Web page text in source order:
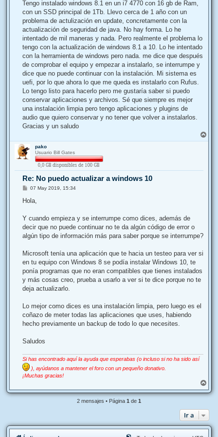
j
Tengo instalado windows 8.1 en un i7 4770 con 16 gb de Ram,
con un SSD principal de 1Tb. Llevo cerca de 1 año con un
problema de actulización en update, concretamente con la
actualización de seguridad de java. No hay forma. Lo he
intentado de mil maneras y nada. Pero realmente el problema lo
tengo con la actualización de windows 8.1 a 10. Lo he intentado
con la herramienta de windows pero nada. me dice que después
de comprobar el equipo y empezar a instalarlo, se interrumpe y
dice que no puede continuar con la instalación. Mi sistema es
uefi, por lo que ahora lo que me queda es instalarlo con Rufus.
Lo tengo listo para hacerlo pero me gustaría saber si puedo
conservar aplicaciones y archivos. Sé que siempre es mejor
una instalación limpia pero tengo aplicaciones y plugins de
audio que quiero conservar y no tener que volver a instalarlos.
Gracias y un saludo
r
pako
Usuario Bill Gates
Re: No puedo actualizar a windows 10
M
n
07 May 2019, 15:34
Hola,
Y cuando empieza y se interrumpe como dices, además de
decir que no puede continuar no te da algún código de error o
algún tipo de información más para saber porque se interrumpe?
Microsoft tenía una aplicación que te hacia un testeo para ver si
en tu equipo con Windows 8 se podía instalar Windows 10, te
ponía programas que no eran compatibles que tienes instalados
y más cosas creo, prueba a usarlo a ver si te dice porque no te
deja actualizarlo.
Lo mejor como dices es una instalación limpia, pero luego es el
coñazo de meter todas las aplicaciones que uses, habiendo
hecho previamente un backup de todo lo que necesites.
Saludos
Si has encontrado aquí la ayuda que esperabas (o incluso si no ha sido así
), ayúdanos a mantener el foro con un pequeño donativo.
¡Muchas gracias!
r
r
b
2 mensajes • Página 1 de 1
Ir a